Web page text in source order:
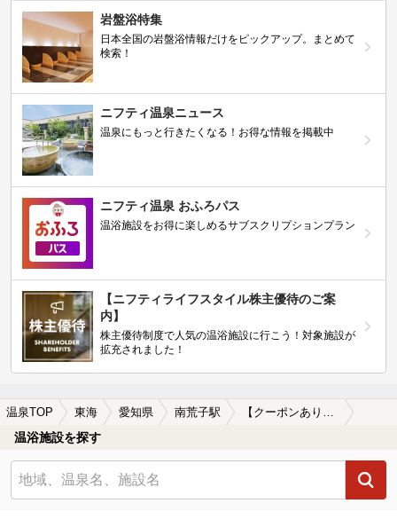
岩盤浴特集
日本全国の岩盤浴情報だけをピックアップ。まとめて
検索！
ニフティ温泉ニュース
温泉にもっと行きたくなる！お得な情報を掲載中
ニフティ温泉 おふろパス
温浴施設をお得に楽しめるサブスクリプションプラン
【ニフティライフスタイル株主優待のご案
内】
株主優待制度で人気の温浴施設に行こう！対象施設が
拡充されました！
温泉TOP 東海 愛知県 南荒子駅 【クーポンあり】女子旅・女子会におすすめの南荒子駅近くの温泉、日帰り温泉、スーパー銭湯おすすめ
温浴施設を探す